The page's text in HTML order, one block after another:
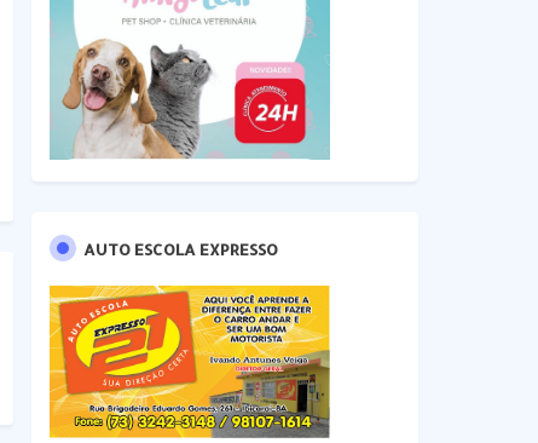
AUTO ESCOLA EXPRESSO